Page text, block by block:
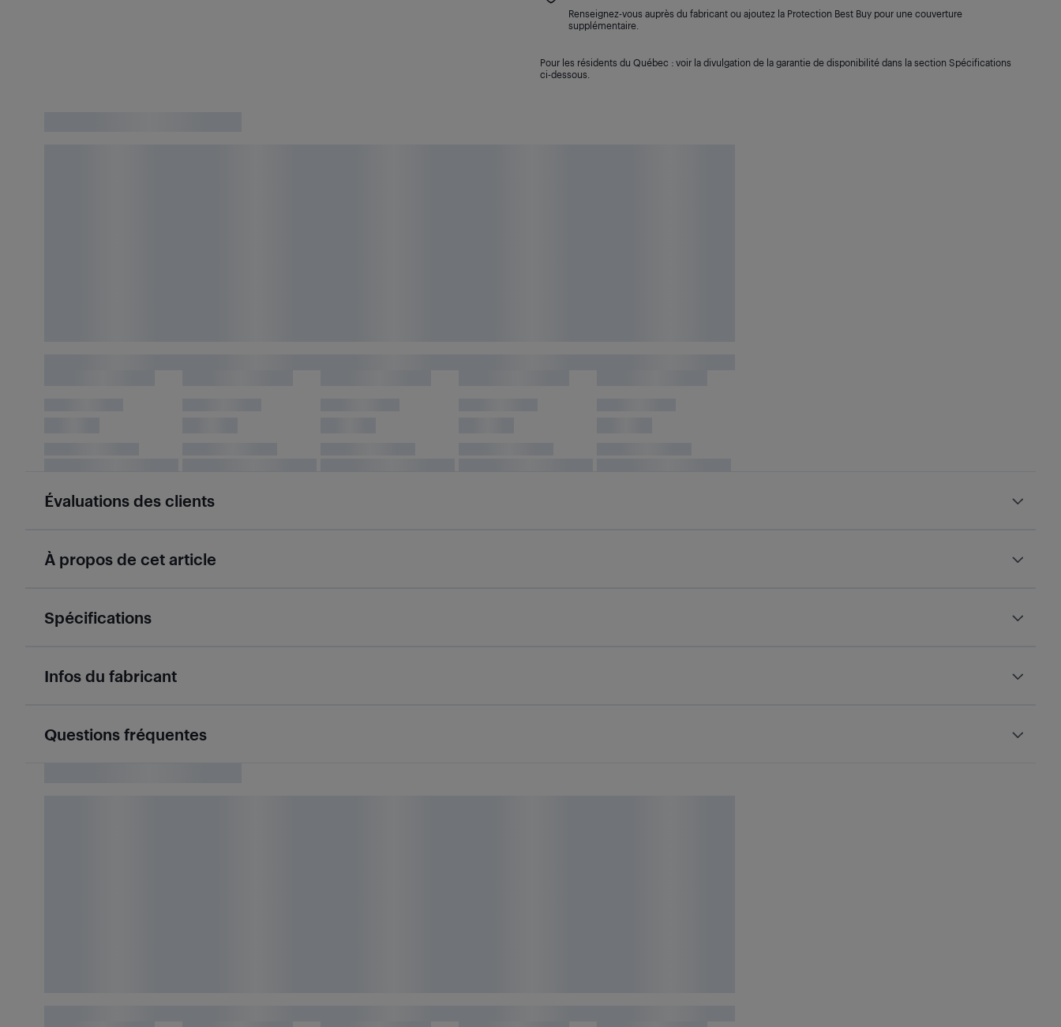
Renseignez-vous auprès du fabricant ou ajoutez la Protection Best Buy pour une couverture
supplémentaire.
Pour les résidents du Québec : voir la divulgation de la garantie de disponibilité dans la section Spécifications
ci-dessous.
Évaluations des clients
À propos de cet article
Spécifications
Infos du fabricant
Questions fréquentes